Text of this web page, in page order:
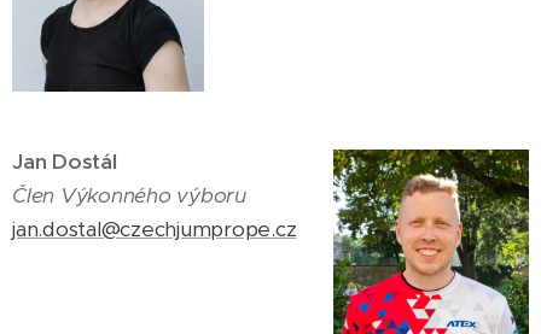
Jan Dostál
Člen Výkonného výboru
jan.dostal@czechjumprope.cz